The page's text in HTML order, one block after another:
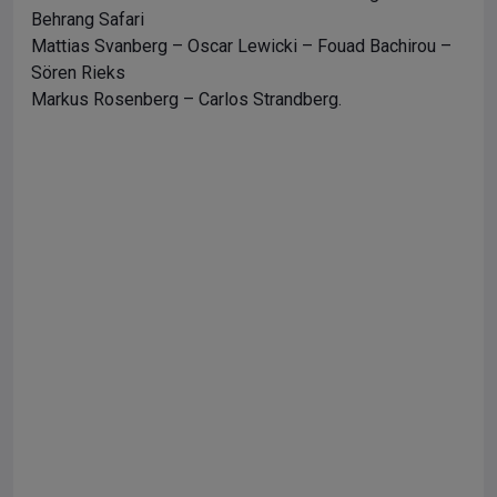
Behrang Safari
Mattias Svanberg – Oscar Lewicki – Fouad Bachirou –
Sören Rieks
Markus Rosenberg – Carlos Strandberg.